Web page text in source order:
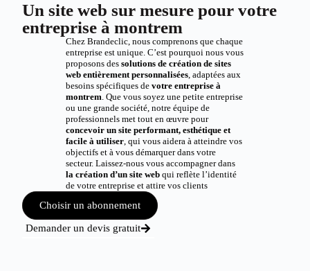
Un site web sur mesure pour votre
entreprise à montrem
Chez Brandeclic, nous comprenons que chaque
entreprise est unique. C’est pourquoi nous vous
proposons des solutions de création de sites
web entièrement personnalisées, adaptées aux
besoins spécifiques de votre entreprise à
montrem. Que vous soyez une petite entreprise
ou une grande société, notre équipe de
professionnels met tout en œuvre pour
concevoir un site performant, esthétique et
facile à utiliser, qui vous aidera à atteindre vos
objectifs et à vous démarquer dans votre
secteur. Laissez-nous vous accompagner dans
la création d’un site webqui reflète l’identité
de votre entreprise et attire vos clients
Choisir un abonnement
Demander un devis gratuit